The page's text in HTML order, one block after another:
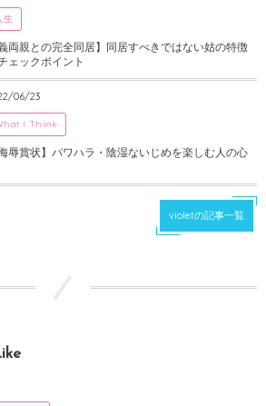
生
義両親との完全同居】同居すべきではない姑の特徴
ェックポイント
06/23
I Think
侮辱賞状】パワハラ・陰湿ないじめを楽しむ人の心
violetの記事一覧